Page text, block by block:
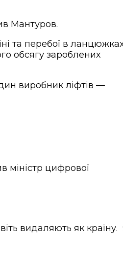
Мантуров.
та перебої в
обсягу зароблених
виробник ліфтів —
міністр цифрової
видаляють як